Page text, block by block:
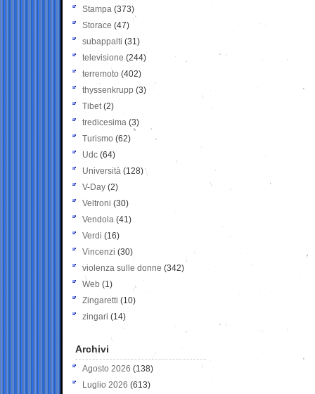
Stampa (373)
Storace (47)
subappalti (31)
televisione(244)
terremoto (402)
thyssenkrupp (3)
Tibet(2)
tredicesima (3)
Turismo (62)
Udc (64)
Università (128)
V-Day (2)
Veltroni (30)
Vendola (41)
Verdi (16)
Vincenzi (30)
violenza sulle donne (342)
Web (1)
Zingaretti (10)
zingari (14)
Archivi
Agosto 2026 (138)
Luglio 2026 (613)